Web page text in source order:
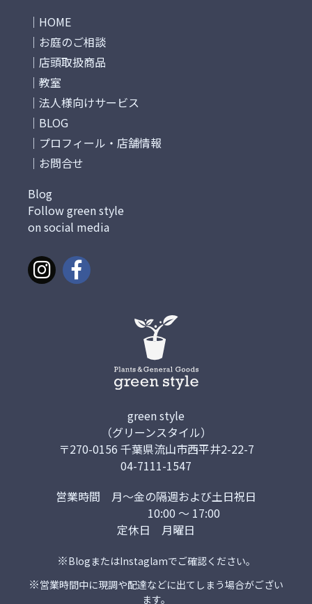
HOME
お庭のご相談
店頭取扱商品
教室
法人様向けサービス
BLOG
プロフィール・店舗情報
お問合せ
Blog
Follow green style
on social media
green style
（グリーンスタイル）
〒270-0156 千葉県流山市西平井2-22-7
04-7111-1547
営業時間 月～金の隔週および土日祝日
10:00 ～ 17:00
定休日 月曜日
※BlogまたはInstaglamでご確認ください。
※営業時間中に現調や配達などに出てしまう場合がござい
ます。